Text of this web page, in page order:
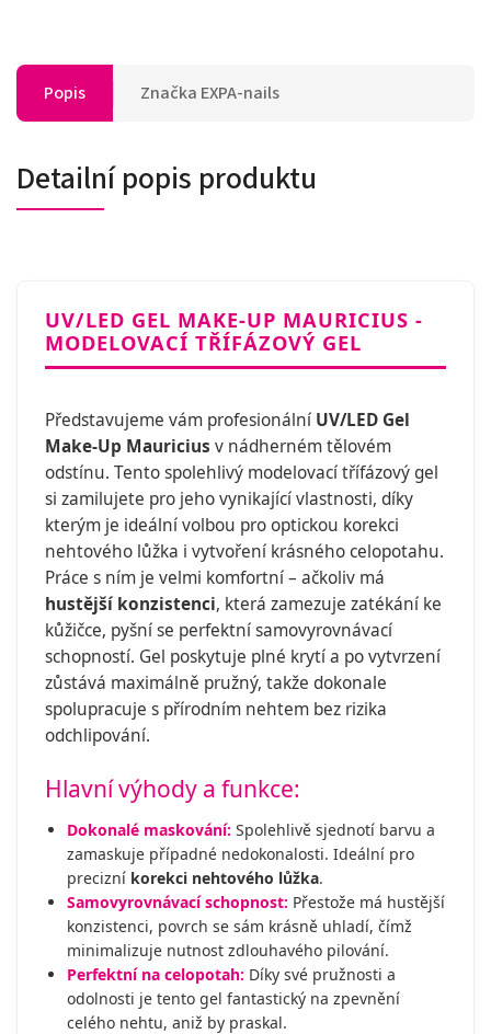
Popis Značka EXPA-nails
Detailní popis produktu
UV/LED GEL MAKE-UP MAURICIUS -
MODELOVACÍ TŘÍFÁZOVÝ GEL
Představujeme vám profesionální UV/LED Gel
Make-Up Mauricius v nádherném tělovém
odstínu. Tento spolehlivý modelovací třífázový gel
si zamilujete pro jeho vynikající vlastnosti, díky
kterým je ideální volbou pro optickou korekci
nehtového lůžka i vytvoření krásného celopotahu.
Práce s ním je velmi komfortní – ačkoliv má
hustější konzistenci, která zamezuje zatékání ke
kůžičce, pyšní se perfektní samovyrovnávací
schopností. Gel poskytuje plné krytí a po vytvrzení
zůstává maximálně pružný, takže dokonale
spolupracuje s přírodním nehtem bez rizika
odchlipování.
Hlavní výhody a funkce:
Dokonalé maskování: Spolehlivě sjednotí barvu a
zamaskuje případné nedokonalosti. Ideální pro
precizní korekci nehtového lůžka.
Samovyrovnávací schopnost: Přestože má hustější
konzistenci, povrch se sám krásně uhladí, čímž
minimalizuje nutnost zdlouhavého pilování.
Perfektní na celopotah: Díky své pružnosti a
odolnosti je tento gel fantastický na zpevnění
celého nehtu, aniž by praskal.